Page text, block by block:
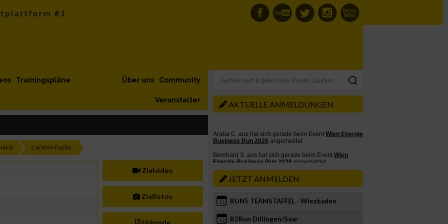
Trainingspläne Community
Über uns
Veranstalter
Carsten Fuchs
Zielvideo
Zielfotos
Urkunde
AKTUELLE ANMELDUNGEN
JETZT ANMELDEN
12 RUN5 TEAMSTAFFEL - Wiesbaden
13 B2Run Dillingen/Saar